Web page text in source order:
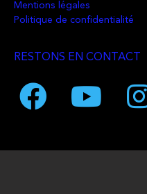
Mentions légales
Politique de confidentialité
RESTONS EN CONTACT